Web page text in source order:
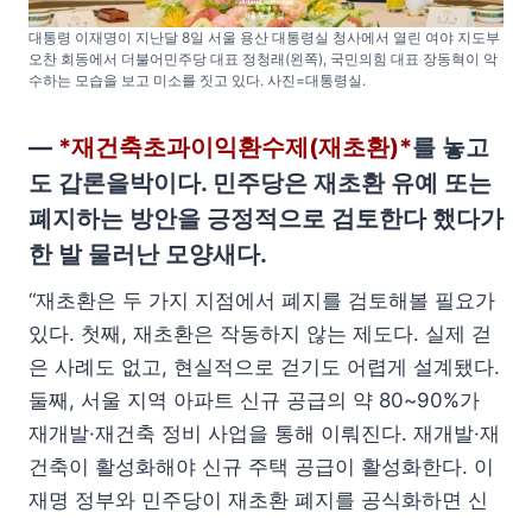
대통령 이재명이 지난달 8일 서울 용산 대통령실 청사에서 열린 여야 지도부
오찬 회동에서 더불어민주당 대표 정청래(왼쪽), 국민의힘 대표 장동혁이 악
수하는 모습을 보고 미소를 짓고 있다. 사진=대통령실.
— *재건축초과이익환수제(재초환)*를 놓고
도 갑론을박이다. 민주당은 재초환 유예 또는
폐지하는 방안을 긍정적으로 검토한다 했다가
한 발 물러난 모양새다.
“재초환은 두 가지 지점에서 폐지를 검토해볼 필요가
있다. 첫째, 재초환은 작동하지 않는 제도다. 실제 걷
은 사례도 없고, 현실적으로 걷기도 어렵게 설계됐다.
둘째, 서울 지역 아파트 신규 공급의 약 80~90%가
재개발·재건축 정비 사업을 통해 이뤄진다. 재개발·재
건축이 활성화해야 신규 주택 공급이 활성화한다. 이
재명 정부와 민주당이 재초환 폐지를 공식화하면 신